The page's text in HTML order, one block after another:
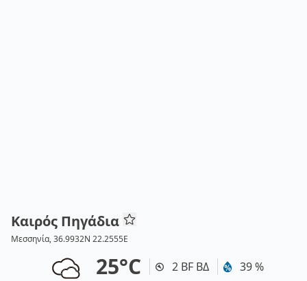
Καιρός Πηγάδια
Μεσσηνία, 36.9932N 22.2555E
25°C 2 BF ΒΔ 39 %